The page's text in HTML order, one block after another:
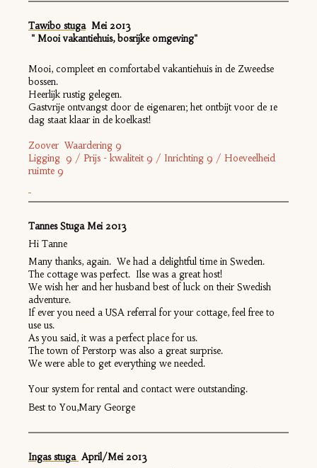
Tawibo stuga Mei 2013
" Mooi vakantiehuis, bosrijke omgeving"
Mooi, compleet en comfortabel vakantiehuis in de Zweedse
bossen.
Heerlijk rustig gelegen.
Gastvrije ontvangst door de eigenaren; het ontbijt voor de 1e
dag staat klaar in de koelkast!
Zoover Waardering 9
Ligging 9 / Prijs - kwaliteit 9 / Inrichting 9 / Hoeveelheid
ruimte 9
Tannes Stuga Mei 2013
Hi Tanne
Many thanks, again. We had a delightful time in Sweden.
The cottage was perfect. Ilse was a great host!
We wish her and her husband best of luck on their Swedish
adventure.
If ever you need a USA referral for your cottage, feel free to
use us.
As you said, it was a perfect place for us.
The town of Perstorp was also a great surprise.
We were able to get everything we needed.
Your system for rental and contact were outstanding.
Best to You,Mary George
Ingas stuga April/Mei 2013